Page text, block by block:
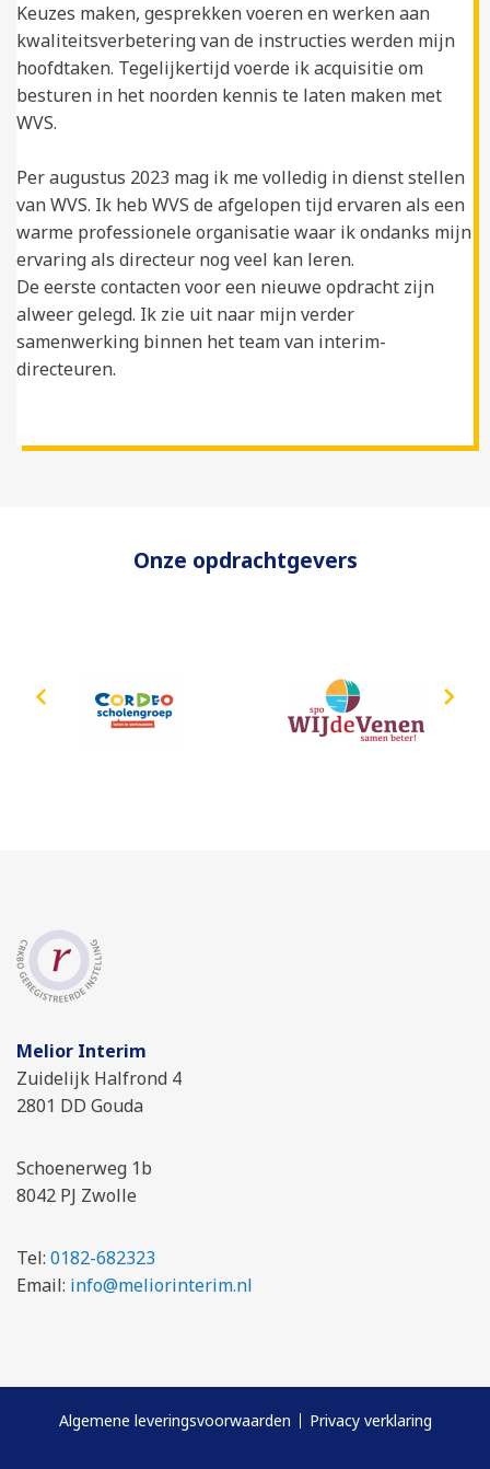
Keuzes maken, gesprekken voeren en werken aan
kwaliteitsverbetering van de instructies werden mijn
hoofdtaken. Tegelijkertijd voerde ik acquisitie om
besturen in het noorden kennis te laten maken met
WVS.
Per augustus 2023 mag ik me volledig in dienst stellen
van WVS. Ik heb WVS de afgelopen tijd ervaren als een
warme professionele organisatie waar ik ondanks mijn
ervaring als directeur nog veel kan leren.
De eerste contacten voor een nieuwe opdracht zijn
alweer gelegd. Ik zie uit naar mijn verder
samenwerking binnen het team van interim-
directeuren.
Onze opdrachtgevers
Tel: 0182-682323
Email: info@meliorinterim.nl
Schoenerweg 1b
8042 PJ Zwolle
Melior Interim
Zuidelijk Halfrond 4
2801 DD Gouda
Algemene leveringsvoorwaarden Privacy verklaring